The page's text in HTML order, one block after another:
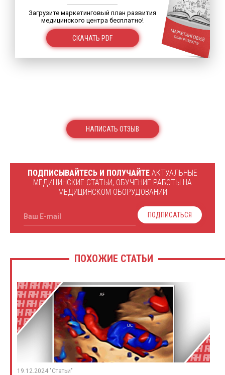
Загрузите маркетинговый план развития
медицинского центра бесплатно!
СКАЧАТЬ PDF
НАПИСАТЬ ОТЗЫВ
ПОДПИСЫВАЙТЕСЬ И ПОЛУЧАЙТЕ АКТУАЛЬНЫЕ
МЕДИЦИНСКИЕ СТАТЬИ, ОБУЧЕНИЕ РАБОТЫ НА
МЕДИЦИНСКОМ ОБОРУДОВАНИИ
Ваш E-mail ПОДПИСАТЬСЯ
ПОХОЖИЕ СТАТЬИ
19.12.2024 "Статьи"